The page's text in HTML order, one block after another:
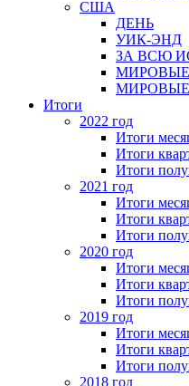
США
ДЕНЬ
УИК-ЭНД
ЗА ВСЮ
МИРОВЫЕ
Итоги
2022 год
Итоги
Итоги
Итоги
2021 год
Итоги
Итоги
Итоги
2020 год
Итоги
Итоги
Итоги
2019 год
Итоги
Итоги
Итоги
2018 год